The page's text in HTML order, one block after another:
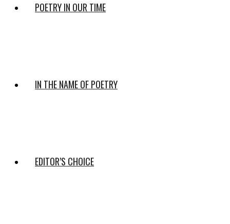
POETRY IN OUR TIME
IN THE NAME OF POETRY
EDITOR’S CHOICE